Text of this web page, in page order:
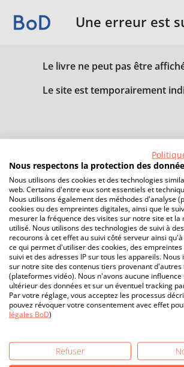
Une erreur est
Le livre ne peut pas être
Le site est temporairement
Nous respectons la protection des
Nous utilisons des cookies et des technologies
web. Certains d'entre eux sont essentiels et
Nous utilisons également des méthodes d'analyse
cookies ou des empreintes digitales, ainsi que le
mesurer la fréquence des visites sur notre site et la
utilisé. Nous utilisons des technologies de suivi à
recourons à cet effet au suivi côté serveur ainsi
ce qui permet d'utiliser des cookies, des
suivi et des adresses IP sur tous les appareils.
sur notre site des contenus tiers provenant
(plateformes vidéo). Nous n'avons aucune
ultérieur des données et sur un éventuel tracking
Par votre réglage, vous acceptez les processus
pouvez révoquer votre consentement avec effet
légales BoD)
Refuser